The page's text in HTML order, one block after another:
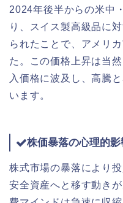
2024年後半からの米中
り、スイス製高級品に
られたことで、アメリ
た。この価格上昇は当
入価格に波及し、高騰
います。
株価暴落の心理的
株式市場の暴落により
安全資産へと移す動き